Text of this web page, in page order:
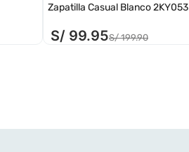
Zapatilla Casual Blanco 2KY053
S/ 99.95S/ 199.90